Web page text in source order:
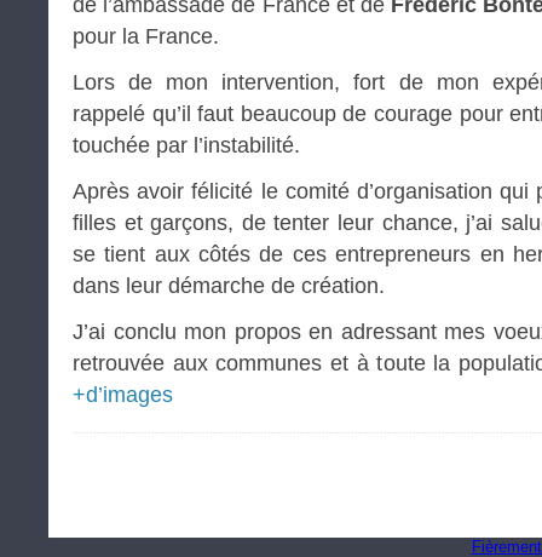
de l’ambassade de France et de Frédéric
pour la France.
Lors de mon intervention, fort de mon
rappelé qu’il faut beaucoup de courage pour
touchée par l’instabilité.
Après avoir félicité le comité d’organisation
filles et garçons, de tenter leur chance, j’ai
se tient aux côtés de ces entrepreneurs en
dans leur démarche de création.
J’ai conclu mon propos en adressant mes
retrouvée aux communes et à toute la
+d’images